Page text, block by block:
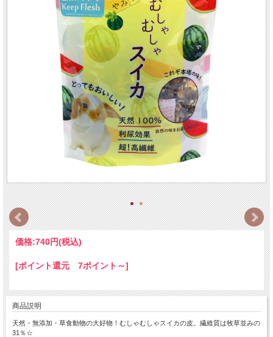
価格:740円(税込)
[ポイント還元 7ポイント～]
商品説明
天然・無添加・草食動物の大好物！むしゃむしゃスイカの皮。繊維質は牧草並みの
31％☆